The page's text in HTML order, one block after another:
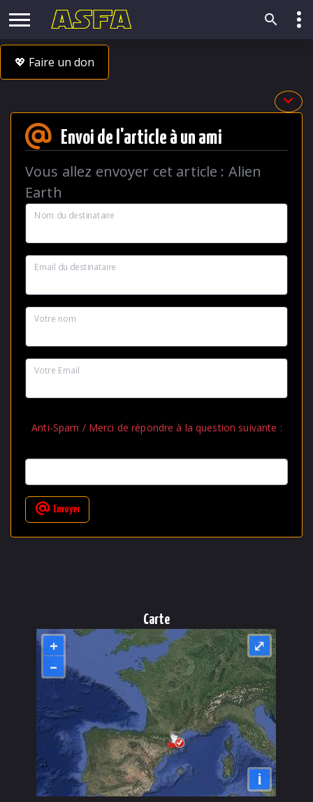
💖 Faire un don
Envoi de l'article à un ami
Vous allez envoyer cet article : Alien
Earth
Nom du destinataire
Email du destinataire
Votre nom
Votre Email
Anti-Spam / Merci de répondre à la question suivante :
Envoyer
Carte
+
–
i
⤢